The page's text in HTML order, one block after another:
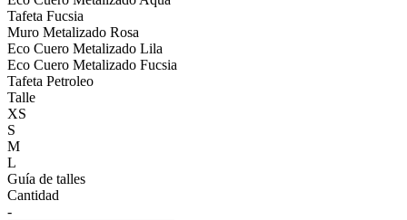
Tafeta Fucsia
Muro Metalizado Rosa
Eco Cuero Metalizado Lila
Eco Cuero Metalizado Fucsia
Tafeta Petroleo
Talle
XS
S
M
L
Guía de talles
Cantidad
-